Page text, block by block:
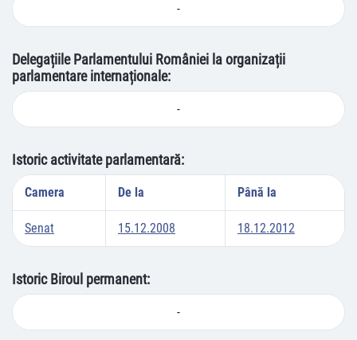
-
Delegațiile Parlamentului României la organizații
parlamentare internaționale:
-
Istoric activitate parlamentară:
Camera De la Până la
Senat 15.12.2008 18.12.2012
Istoric Biroul permanent:
-